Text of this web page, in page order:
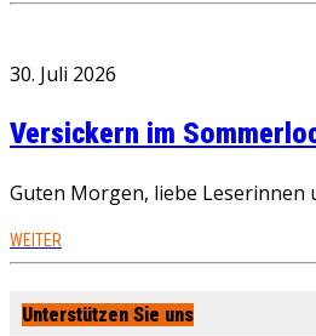
30. Juli 2026
Versickern im
Guten Morgen, liebe Leserinnen
WEITER
Unterstützen Sie uns